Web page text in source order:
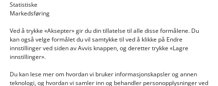
Statistiske
Markedsføring
Ved å trykke «Aksepter» gir du din tillatelse til alle disse formålene. Du
kan også velge formålet du vil samtykke til ved å klikke på Endre
innstillinger ved siden av Avvis knappen, og deretter trykke «Lagre
innstillinger».
Du kan lese mer om hvordan vi bruker informasjonskapsler og annen
teknologi, og hvordan vi samler inn og behandler personopplysninger ved
INFORMASJON